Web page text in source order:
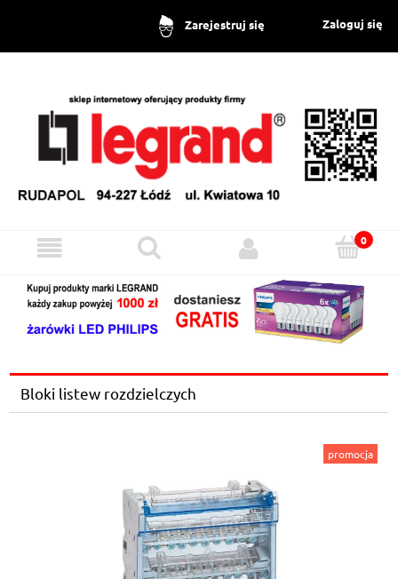
Zarejestruj się Zaloguj się
Bloki listew rozdzielczych
promocja